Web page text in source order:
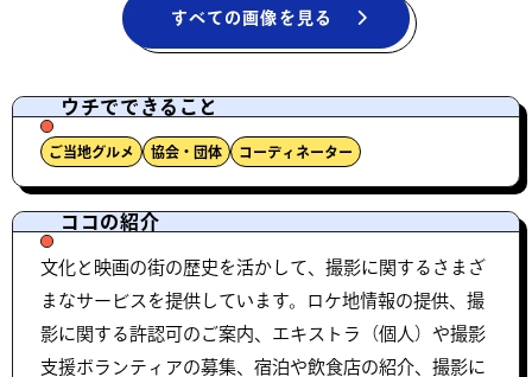
すべての画像を見る
ウチでできること
ご当地グルメ 協会・団体 コーディネーター
ココの紹介
文化と映画の街の歴史を活かして、撮影に関するさまざ
まなサービスを提供しています。ロケ地情報の提供、撮
影に関する許認可のご案内、エキストラ（個人）や撮影
支援ボランティアの募集、宿泊や飲食店の紹介、撮影に